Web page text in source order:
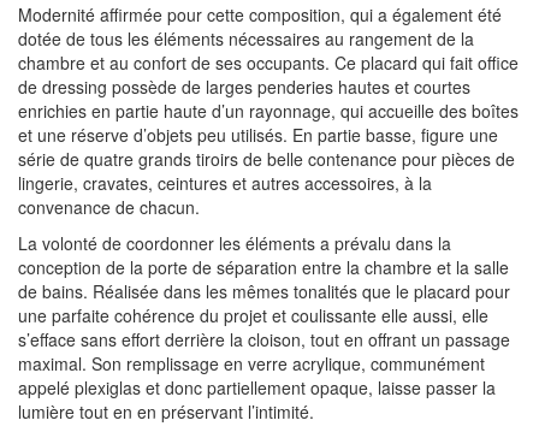
Modernité affirmée pour cette composition, qui a également été
dotée de tous les éléments nécessaires au rangement de la
chambre et au confort de ses occupants. Ce placard qui fait office
de dressing possède de larges penderies hautes et courtes
enrichies en partie haute d’un rayonnage, qui accueille des boîtes
et une réserve d’objets peu utilisés. En partie basse, figure une
série de quatre grands tiroirs de belle contenance pour pièces de
lingerie, cravates, ceintures et autres accessoires, à la
convenance de chacun.
La volonté de coordonner les éléments a prévalu dans la
conception de la porte de séparation entre la chambre et la salle
de bains. Réalisée dans les mêmes tonalités que le placard pour
une parfaite cohérence du projet et coulissante elle aussi, elle
s’efface sans effort derrière la cloison, tout en offrant un passage
maximal. Son remplissage en verre acrylique, communément
appelé plexiglas et donc partiellement opaque, laisse passer la
lumière tout en en préservant l’intimité.